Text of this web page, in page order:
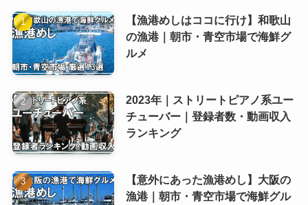
【漁港めしはココに行け】和歌山
の漁港｜朝市・青空市場で海鮮グ
ルメ
2023年｜ストリートピアノ系ユー
チューバー｜登録者数・動画収入
ランキング
【意外にあった漁港めし】大阪の
漁港｜朝市・青空市場で海鮮グル